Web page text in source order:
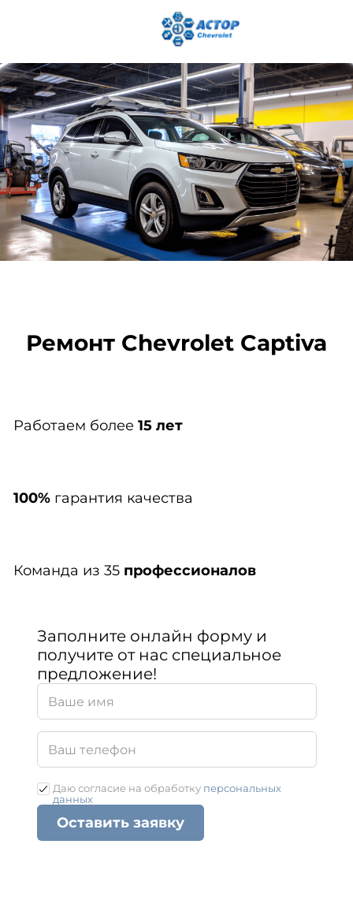
Ремонт Chevrolet Captiva
Работаем более 15 лет
100%гарантия качества
Команда из 35 профессионалов
Заполните онлайн форму и
получите от нас специальное
предложение!
Даю согласие на обработку персональных
данных
Оставить заявку